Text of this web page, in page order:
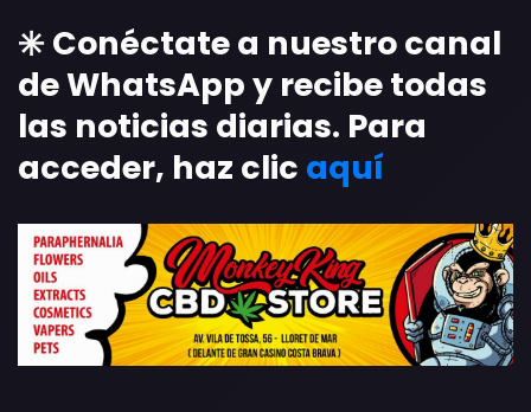
✳️ Conéctate a nuestro canal
de WhatsApp y recibe todas
las noticias diarias. Para
acceder, haz clic aquí